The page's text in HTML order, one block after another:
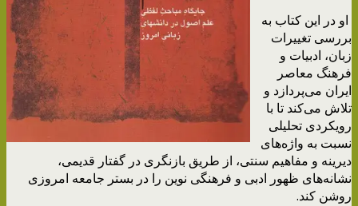
او در این کتاب به
بررسی تغییرات
زبان، ادبیات و
فرهنگ معاصر
ایران می‌پردازد و
تلاش می‌کند تا با
رویکردی تحلیلی
نسبت به واژه‌های
دیرینه و مفاهیم سنتی، از طریق بازنگری در گفتار قدیمی،
نشانه‌های ظهور ادبی و فرهنگی نوین را در بستر جامعه امروزی
روشن کند.